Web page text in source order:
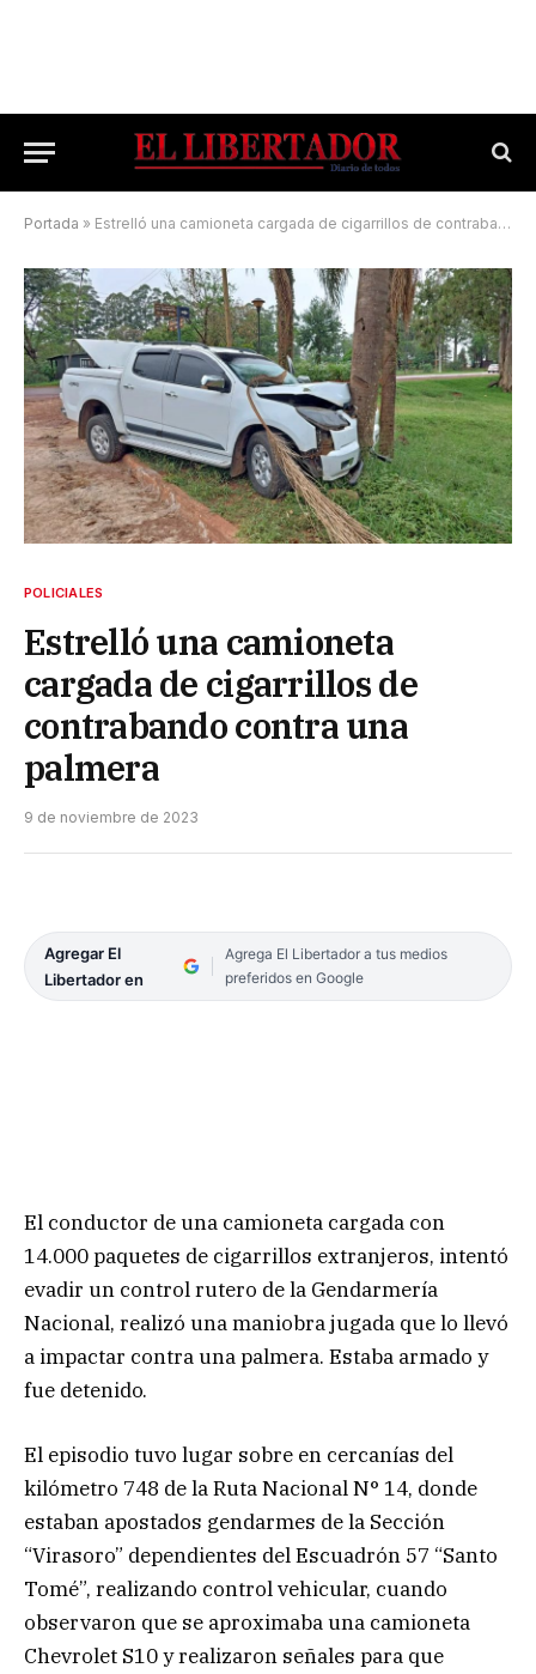
Portada » Estrelló una camioneta cargada de cigarrillos de contrabando contra una palmera
POLICIALES
Estrelló una camioneta
cargada de cigarrillos de
contrabando contra una
palmera
9 de noviembre de 2023
Agregar El
Libertador en
Agrega El Libertador a tus medios
preferidos en Google
El conductor de una camioneta cargada con
14.000 paquetes de cigarrillos extranjeros, intentó
evadir un control rutero de la Gendarmería
Nacional, realizó una maniobra jugada que lo llevó
a impactar contra una palmera. Estaba armado y
fue detenido.
El episodio tuvo lugar sobre en cercanías del
kilómetro 748 de la Ruta Nacional N° 14, donde
estaban apostados gendarmes de la Sección
“Virasoro” dependientes del Escuadrón 57 “Santo
Tomé”, realizando control vehicular, cuando
observaron que se aproximaba una camioneta
Chevrolet S10 y realizaron señales para que